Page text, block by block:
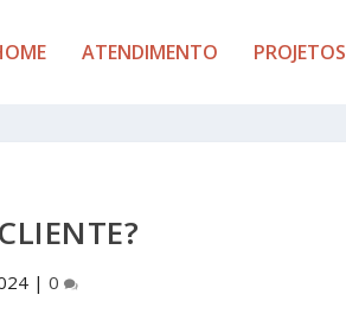
ATENDIMENTO PROJETOS
|0